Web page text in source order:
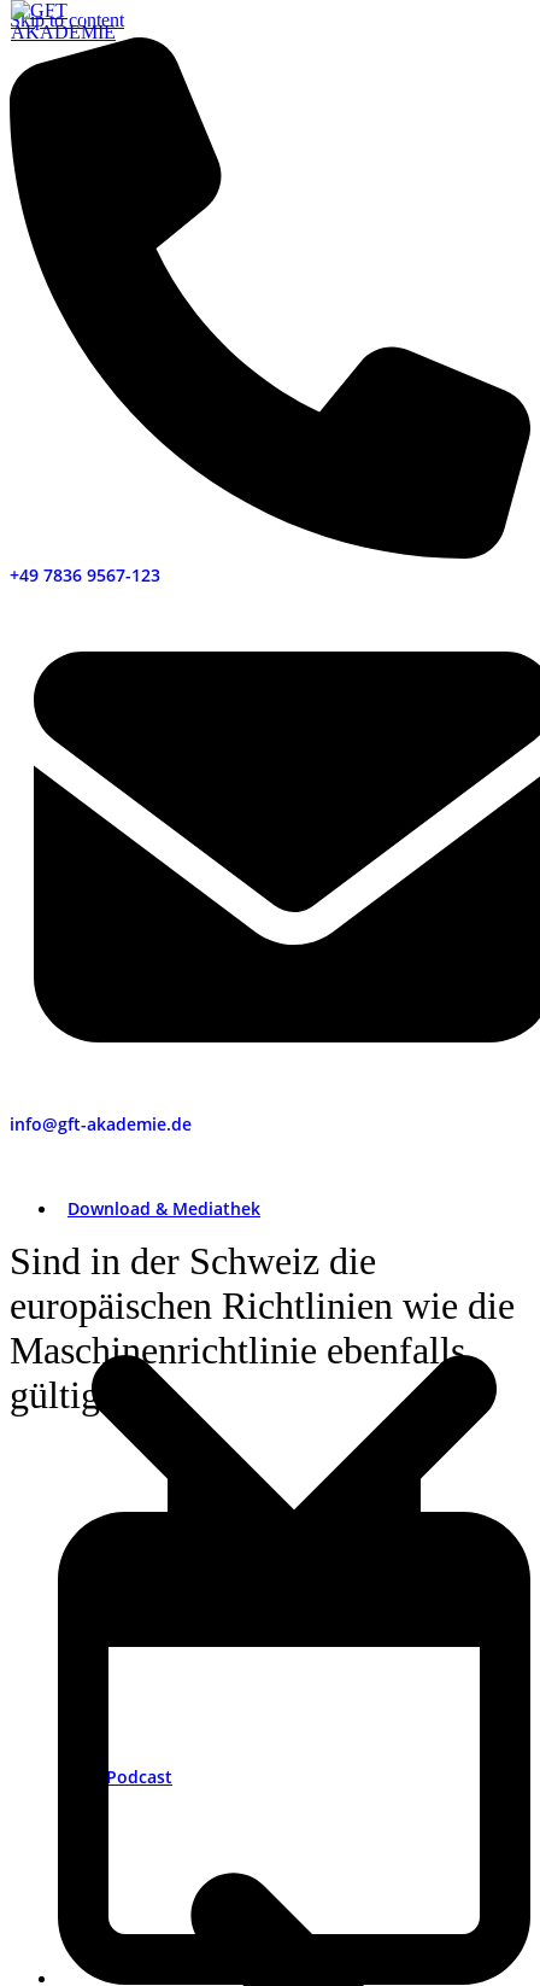
Skip to content
+49 7836 9567-123
info@gft-akademie.de
Download & Mediathek
Podcast
Sind in der Schweiz die
europäischen Richtlinien wie die
Maschinenrichtlinie ebenfalls
gültig?